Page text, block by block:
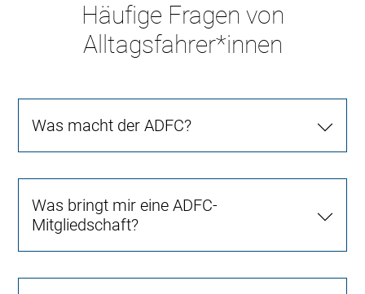
Häufige Fragen von
Alltagsfahrer*innen
Was macht der ADFC?
Was bringt mir eine ADFC-
Mitgliedschaft?